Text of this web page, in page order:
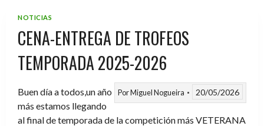
NOTICIAS
CENA-ENTREGA DE TROFEOS
TEMPORADA 2025-2026
PorMiguel Nogueira 20/05/2026
Buen día a todos,un año
más estamos llegando
al final de temporada de la competición más VETERANA